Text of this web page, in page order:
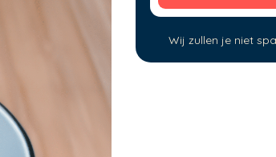
Wij zullen je niet